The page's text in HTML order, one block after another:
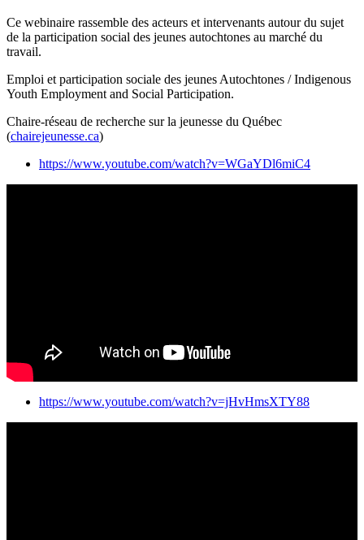
Ce webinaire rassemble des acteurs et intervenants autour du sujet
de la participation social des jeunes autochtones au marché du
travail.
Emploi et participation sociale des jeunes Autochtones / Indigenous
Youth Employment and Social Participation.
Chaire-réseau de recherche sur la jeunesse du Québec
(chairejeunesse.ca)
https://www.youtube.com/watch?v=WGaYDl6miC4
https://www.youtube.com/watch?v=jHvHmsXTY88